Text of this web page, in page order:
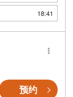
18:41
预约